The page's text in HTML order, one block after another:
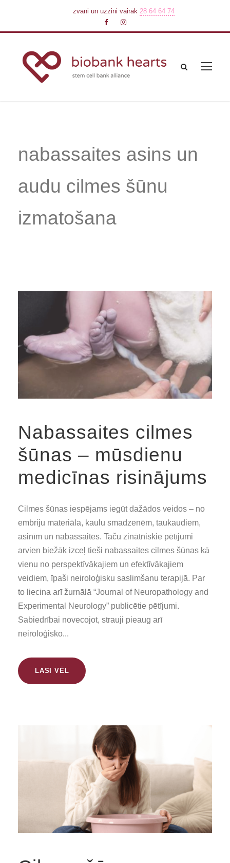
zvani un uzzini vairāk 28 64 64 74
nabassaites asins un
audu cilmes šūnu
izmatošana
Nabassaites cilmes
šūnas – mūsdienu
medicīnas risinājums
Cilmes šūnas iespējams iegūt dažādos veidos – no
embriju materiāla, kaulu smadzenēm, taukaudiem,
asinīm un nabassaites. Taču zinātniskie pētījumi
arvien biežāk izceļ tieši nabassaites cilmes šūnas kā
vienu no perspektīvākajiem un efektīvākajiem
veidiem, īpaši neiroloģisku saslimšanu terapijā. Par
to liecina arī žurnālā “Journal of Neuropathology and
Experimental Neurology” publicētie pētījumi.
Sabiedrībai novecojot, strauji pieaug arī
neiroloģisko...
LASI VĒL